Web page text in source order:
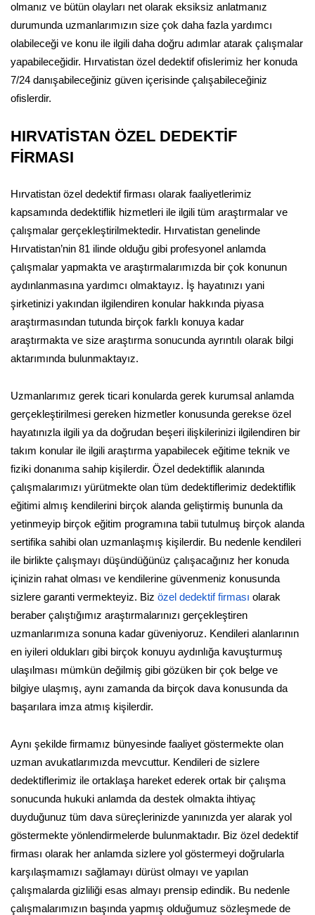
olmanız ve bütün olayları net olarak eksiksiz anlatmanız
durumunda uzmanlarımızın size çok daha fazla yardımcı
olabileceği ve konu ile ilgili daha doğru adımlar atarak çalışmalar
yapabileceğidir. Hırvatistan özel dedektif ofislerimiz her konuda
7/24 danışabileceğiniz güven içerisinde çalışabileceğiniz
ofislerdir.
HIRVATİSTAN ÖZEL DEDEKTİF
FİRMASI
Hırvatistan özel dedektif firması olarak faaliyetlerimiz
kapsamında dedektiflik hizmetleri ile ilgili tüm araştırmalar ve
çalışmalar gerçekleştirilmektedir. Hırvatistan genelinde
Hırvatistan’nin 81 ilinde olduğu gibi profesyonel anlamda
çalışmalar yapmakta ve araştırmalarımızda bir çok konunun
aydınlanmasına yardımcı olmaktayız. İş hayatınızı yani
şirketinizi yakından ilgilendiren konular hakkında piyasa
araştırmasından tutunda birçok farklı konuya kadar
araştırmakta ve size araştırma sonucunda ayrıntılı olarak bilgi
aktarımında bulunmaktayız.
Uzmanlarımız gerek ticari konularda gerek kurumsal anlamda
gerçekleştirilmesi gereken hizmetler konusunda gerekse özel
hayatınızla ilgili ya da doğrudan beşeri ilişkilerinizi ilgilendiren bir
takım konular ile ilgili araştırma yapabilecek eğitime teknik ve
fiziki donanıma sahip kişilerdir. Özel dedektiflik alanında
çalışmalarımızı yürütmekte olan tüm dedektiflerimiz dedektiflik
eğitimi almış kendilerini birçok alanda geliştirmiş bununla da
yetinmeyip birçok eğitim programına tabii tutulmuş birçok alanda
sertifika sahibi olan uzmanlaşmış kişilerdir. Bu nedenle kendileri
ile birlikte çalışmayı düşündüğünüz çalışacağınız her konuda
içinizin rahat olması ve kendilerine güvenmeniz konusunda
sizlere garanti vermekteyiz. Biz özel dedektif firması olarak
beraber çalıştığımız araştırmalarınızı gerçekleştiren
uzmanlarımıza sonuna kadar güveniyoruz. Kendileri alanlarının
en iyileri oldukları gibi birçok konuyu aydınlığa kavuşturmuş
ulaşılması mümkün değilmiş gibi gözüken bir çok belge ve
bilgiye ulaşmış, aynı zamanda da birçok dava konusunda da
başarılara imza atmış kişilerdir.
Aynı şekilde firmamız bünyesinde faaliyet göstermekte olan
uzman avukatlarımızda mevcuttur. Kendileri de sizlere
dedektiflerimiz ile ortaklaşa hareket ederek ortak bir çalışma
sonucunda hukuki anlamda da destek olmakta ihtiyaç
duyduğunuz tüm dava süreçlerinizde yanınızda yer alarak yol
göstermekte yönlendirmelerde bulunmaktadır. Biz özel dedektif
firması olarak her anlamda sizlere yol göstermeyi doğrularla
karşılaşmamızı sağlamayı dürüst olmayı ve yapılan
çalışmalarda gizliliği esas almayı prensip edindik. Bu nedenle
çalışmalarımızın başında yapmış olduğumuz sözleşmede de